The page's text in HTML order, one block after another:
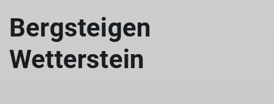
Bergsteigen
Wetterstein